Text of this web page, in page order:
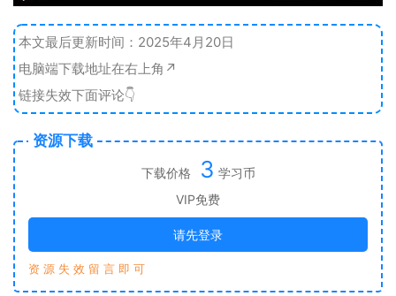
本文最后更新时间：2025年4月20日
电脑端下载地址在右上角↗️
链接失效下面评论👇
资源下载
下载价格 3 学习币
VIP免费
请先登录
资 源 失 效 留 言 即 可